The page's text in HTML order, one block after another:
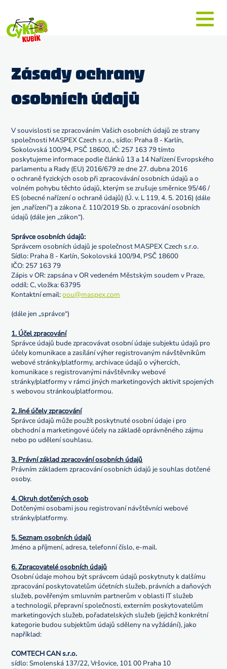
Zásady ochrany
osobních údajů
V souvislosti se zpracováním Vašich osobních údajů ze strany
společnosti MASPEX Czech s.r.o., sídlo: Praha 8 - Karlín,
Sokolovská 100/94, PSČ 18600, IČ: 257 163 79 tímto
poskytujeme informace podle článků 13 a 14 Nařízení Evropského
parlamentu a Rady (EU) 2016/679 ze dne 27. dubna 2016
o ochraně fyzických osob při zpracovávání osobních údajů a o
volném pohybu těchto údajů, kterým se zrušuje směrnice 95/46 /
ES (obecné nařízení o ochraně údajů) (Ú. v. L 119, 4. 5. 2016) (dále
jen „nařízení“) a zákona č. 110/2019 Sb. o zpracování osobních
údajů (dále jen „zákon“).
Správce osobních údajů:
Správcem osobních údajů je společnost MASPEX Czech s.r.o.
Sídlo: Praha 8 - Karlín, Sokolovská 100/94, PSČ 18600
IČO: 257 163 79
Zápis v OR: zapsána v OR vedeném Městským soudem v Praze,
oddíl: C, vložka: 63795
Kontaktní email:oou@maspex.com
(dále jen „správce“)
1. Účel zpracování
Správce údajů bude zpracovávat osobní údaje subjektu údajů pro
účely komunikace a zasílání výher registrovaným návštěvníkům
webové stránky/platformy, archivace údajů o výhercích,
komunikace s registrovanými návštěvníky webové
stránky/platformy v rámci jiných marketingových aktivit spojených
s webovou stránkou/platformou.
2. Jiné účely zpracování
Správce údajů může použít poskytnuté osobní údaje i pro
obchodní a marketingové účely na základě oprávněného zájmu
nebo po udělení souhlasu.
3. Právní základ zpracování osobních údajů
Právním základem zpracování osobních údajů je souhlas dotčené
osoby.
4. Okruh dotčených osob
Dotčenými osobami jsou registrovaní návštěvníci webové
stránky/platformy.
5. Seznam osobních údajů
Jméno a příjmení, adresa, telefonní číslo, e-mail.
6. Zpracovatelé osobních údajů
Osobní údaje mohou být správcem údajů poskytnuty k dalšímu
zpracování poskytovatelům účetních služeb, právních a daňových
služeb, pověřeným smluvním partnerům v oblasti IT služeb
a technologií, přepravní společnosti, externím poskytovatelům
marketingových služeb, pořadatelských služeb (jejichž konkrétní
kategorie budou subjektům údajů sděleny na vyžádání), jako
například:
COMTECH CAN s.r.o.
sídlo: Smolenská 137/22, Vršovice, 101 00 Praha 10